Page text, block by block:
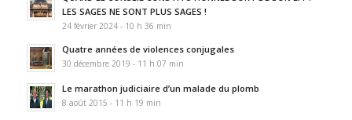
LES SAGES NE SONT PLUS SAGES !
24 février 2024 - 10 h 36 min
Quatre années de violences conjugales
30 décembre 2019 - 11 h 07 min
Le marathon judiciaire d’un malade du plomb
8 août 2015 - 11 h 19 min